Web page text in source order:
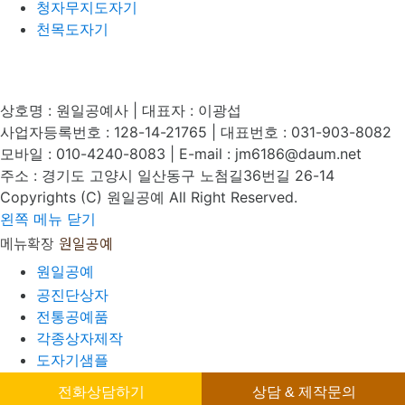
청자무지도자기
천목도자기
상호명 : 원일공예사 | 대표자 : 이광섭
사업자등록번호 : 128-14-21765 | 대표번호 : 031-903-8082
모바일 : 010-4240-8083 | E-mail : jm6186@daum.net
주소 : 경기도 고양시 일산동구 노첨길36번길 26-14
Copyrights (C) 원일공예 All Right Reserved.
전화상담하기 상담 & 제작문의
왼쪽 메뉴 닫기
메뉴확장 원일공예
원일공예
공진단상자
전통공예품
각종상자제작
도자기샘플
고객센터